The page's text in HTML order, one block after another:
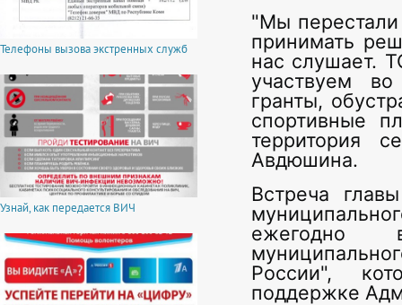
Телефоны вызова экстренных служб
Узнай, как передается ВИЧ
"Мы
принимать
нас слушает.
участвуем
гранты,
спортивные
территория
Авдюшина.
Встреча
ежегодно
России",
поддержке